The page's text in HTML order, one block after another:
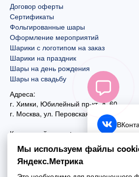
Договор оферты
Сертификаты
Фольгированные шары
Оформление мероприятий
Шарики с логотипом на заказ
Шарики на праздник
Шары на день рождения
Шары на свадьбу
Адреса:
г. Химки, Юбилейный пр-кт, д. 60
г. Москва, ул. Перовская, д. 59
Контактный номер:
+7 (495) 970-44-75
Почта:
Мы используем файлы
Яндекс.Метрика